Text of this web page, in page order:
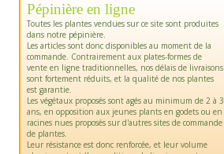
Pépinière en ligne
Toutes les plantes vendues sur ce site sont produites
dans notre pépinière.
Les articles sont donc disponibles au moment de la
commande. Contrairement aux plates-formes de
vente en ligne traditionnelles, nos délais de livraisons
sont fortement réduits, et la qualité de nos plantes
est garantie.
Les végétaux proposés sont agés au minimum de 2 à 3
ans, en opposition aux jeunes plants en godets ou en
racines nues proposés sur d'autres sites de commande
de plantes.
Leur résistance est donc renforcée, et leur volume